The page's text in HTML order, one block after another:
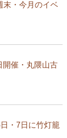
末・今月のイベ
開催・丸隈山古
・7日に竹灯籠